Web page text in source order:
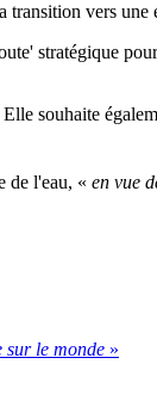
transition vers une
stratégique
souhaite
de l'eau, « en vue
sur le monde »